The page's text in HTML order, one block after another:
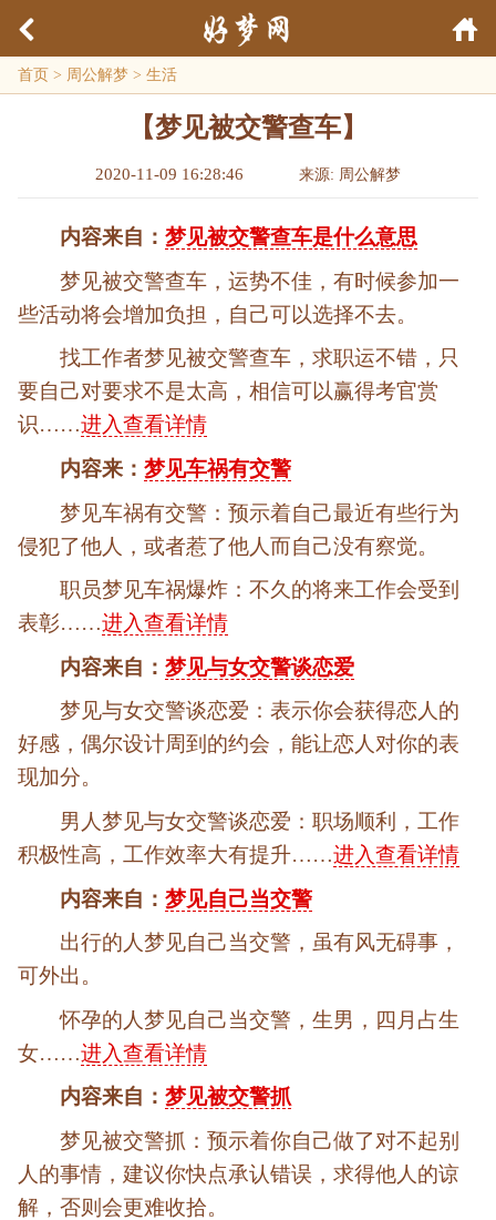
首页 > 周公解梦 > 生活
【梦见被交警查车】
2020-11-09 16:28:46 来源: 周公解梦
内容来自：梦见被交警查车是什么意思
梦见被交警查车，运势不佳，有时候参加一
些活动将会增加负担，自己可以选择不去。
找工作者梦见被交警查车，求职运不错，只
要自己对要求不是太高，相信可以赢得考官赏
识……进入查看详情
内容来：梦见车祸有交警
梦见车祸有交警：预示着自己最近有些行为
侵犯了他人，或者惹了他人而自己没有察觉。
职员梦见车祸爆炸：不久的将来工作会受到
表彰……进入查看详情
内容来自：梦见与女交警谈恋爱
梦见与女交警谈恋爱：表示你会获得恋人的
好感，偶尔设计周到的约会，能让恋人对你的表
现加分。
男人梦见与女交警谈恋爱：职场顺利，工作
积极性高，工作效率大有提升……进入查看详情
内容来自：梦见自己当交警
出行的人梦见自己当交警，虽有风无碍事，
可外出。
怀孕的人梦见自己当交警，生男，四月占生
女……进入查看详情
内容来自：梦见被交警抓
梦见被交警抓：预示着你自己做了对不起别
人的事情，建议你快点承认错误，求得他人的谅
解，否则会更难收拾。